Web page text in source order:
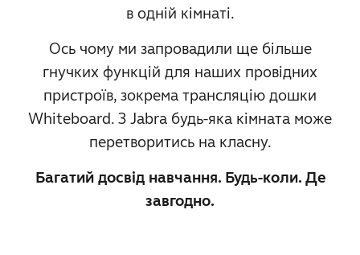
в одній кімнаті.
Ось чому ми запровадили ще більше
гнучких функцій для наших провідних
пристроїв, зокрема трансляцію дошки
Whiteboard. З Jabra будь-яка кімната може
перетворитись на класну.
Багатий досвід навчання. Будь-коли. Де
завгодно.